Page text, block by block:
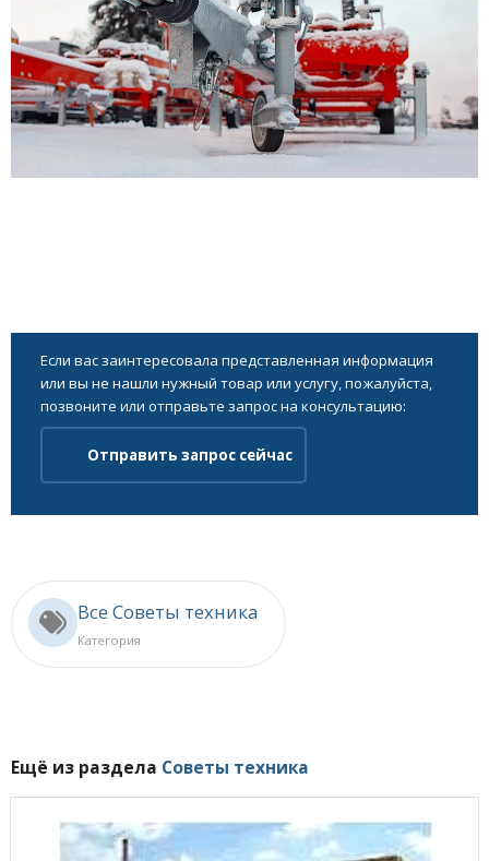
Если вас заинтересовала представленная информация
или вы не нашли нужный товар или услугу, пожалуйста,
позвоните или отправьте запрос на консультацию:
Отправить запрос сейчас
Все Советы техника
Категория
Ещё из раздела Советы техника